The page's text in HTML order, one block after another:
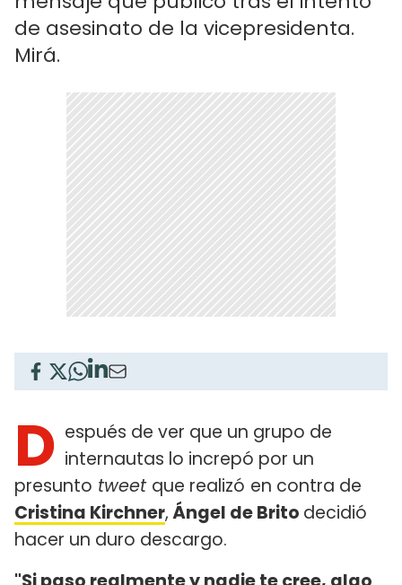
de asesinato de la vicepresidenta.
Mirá.
D espués de ver que un grupo de
internautas lo increpó por un
presunto tweet que realizó en contra de
Cristina Kirchner,Ángel de Brito decidió
hacer un duro descargo.